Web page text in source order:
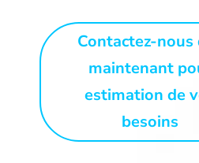
Contactez-nous
maintenant
estimation de
besoins